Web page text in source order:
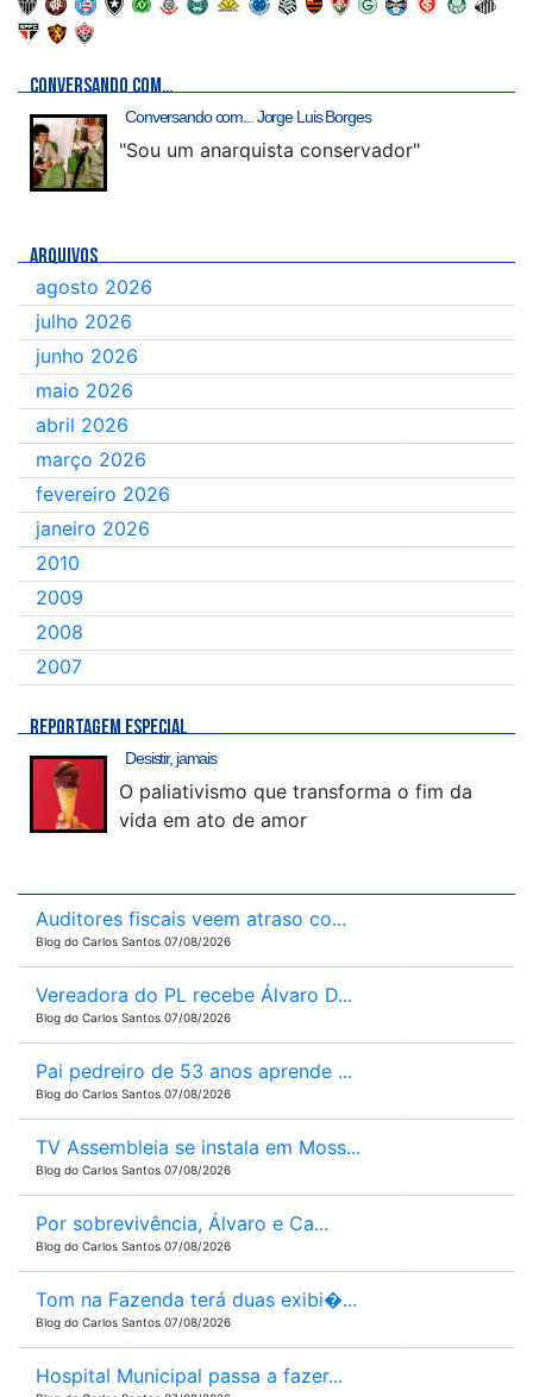
CONVERSANDO COM…
Conversando com... Jorge Luis Borges
"Sou um anarquista conservador"
ARQUIVOS
agosto 2026
julho 2026
junho 2026
maio 2026
abril 2026
março 2026
fevereiro 2026
janeiro 2026
2010
2009
2008
2007
REPORTAGEM ESPECIAL
Desistir, jamais
O paliativismo que transforma o fim da
vida em ato de amor
Auditores fiscais veem atraso co...
Blog do Carlos Santos 07/08/2026
Vereadora do PL recebe Álvaro D...
Blog do Carlos Santos 07/08/2026
Pai pedreiro de 53 anos aprende ...
Blog do Carlos Santos 07/08/2026
TV Assembleia se instala em Moss...
Blog do Carlos Santos 07/08/2026
Por sobrevivência, Álvaro e Ca...
Blog do Carlos Santos 07/08/2026
Tom na Fazenda terá duas exibi�...
Blog do Carlos Santos 07/08/2026
Hospital Municipal passa a fazer...